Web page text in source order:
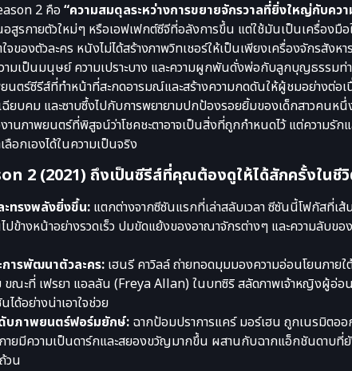
2 คือ “ความสมดุลระหว่างการขยายจักรวาลที่ยิ่งใหญ่กับคว
สูรกายตัวใหม่ๆ หรือเอฟเฟกต์ซีจีที่อลังการขึ้น แต่ใช้มันเป็นเครื่องมือ
จของตัวละคร หนังไม่ได้สร้างภาพวิทเชอร์ให้เป็นเพียงเครื่องจักรสังห
ามเป็นมนุษย์ ความเปราะบาง และความผูกพันดั่งพ่อกับลูกบุญธรรมท่
นตร์ซีรีส์ที่ทำหน้าที่สะกดอารมณ์และสร้างความกดดันให้ผู้ชมอย่างต่อเ
ยบคม และซาบซึ้งไปกับการพยายามปกป้องรอยยิ้มของเด็กสาวคนหนึ่
านภาพยนตร์ที่พิสูจน์ว่าโชคชะตาอาจเป็นสิ่งที่ถูกกำหนดไว้ แต่ความรักแ
อกเองได้ในความเป็นจริง
2 (2021) ถึงเป็นซีรีส์ที่คุณต้องดูให้ได้สักครั้งในชี
ะทรงพลังยิ่งขึ้น: แตกต่างจากซีซันแรกที่เล่าสลับเวลา ซีซันนี้โฟกัสที่เส้
างหน้าอย่างรวดเร็ว ปมขัดแย้งของอาณาจักรต่างๆ และความลับขอ
ารพัฒนาตัวละคร: เฮนรี คาวิลล์ ถ่ายทอดมุมมองความอ่อนโยนภายใ
ขณะที่ เฟรยา แอลลัน (Freya Allan) ในบทซิริ สลัดภาพเจ้าหญิงผู้อ่อ
ด้อย่างน่าเอาใจช่วย
บภาพยนตร์ฟอร์มยักษ์: ฉากป้อมปราการแคร์ มอร์เฮน ถูกเนรมิตออ
ายมีความเป็นดาร์กและสยองขวัญมากขึ้น ผสานกับฉากแอ็กชันดาบที่
วน